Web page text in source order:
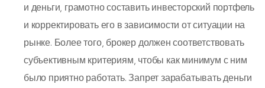
и деньги, грамотно составить инвесторский портфель
и корректировать его в зависимости от ситуации на
рынке. Более того, брокер должен соответствовать
субъективным критериям, чтобы как минимум с ним
было приятно работать. Запрет зарабатывать деньги